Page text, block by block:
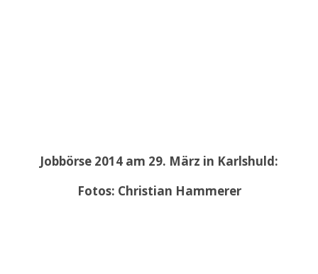
Jobbörse 2014 am 29. März in Karlshuld:
Fotos: Christian Hammerer